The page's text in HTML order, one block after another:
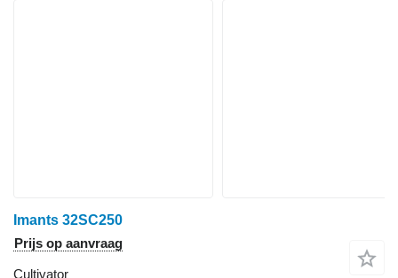
Imants 32SC250
Prijs op aanvraag
Cultivator